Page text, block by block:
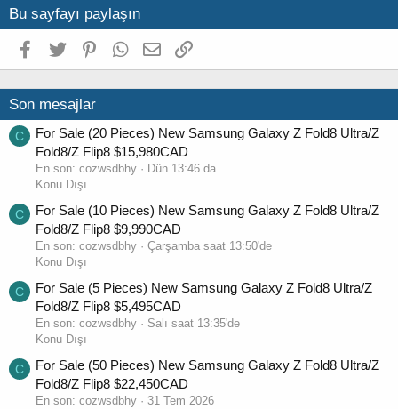
Bu sayfayı paylaşın
Facebook
Twitter PinterestWhatsApp
E-posta
Son mesajlar
C
For Sale (20 Pieces) New Samsung Galaxy Z Fold8 Ultra/Z
Fold8/Z Flip8 $15,980CAD
En son: cozwsdbhy
Dün 13:46 da
Konu Dışı
C
For Sale (10 Pieces) New Samsung Galaxy Z Fold8 Ultra/Z
Fold8/Z Flip8 $9,990CAD
En son: cozwsdbhy
Çarşamba saat 13:50'de
Konu Dışı
C
For Sale (5 Pieces) New Samsung Galaxy Z Fold8 Ultra/Z
Fold8/Z Flip8 $5,495CAD
En son: cozwsdbhy
Salı saat 13:35'de
Konu Dışı
C
For Sale (50 Pieces) New Samsung Galaxy Z Fold8 Ultra/Z
Fold8/Z Flip8 $22,450CAD
En son: cozwsdbhy
31 Tem 2026